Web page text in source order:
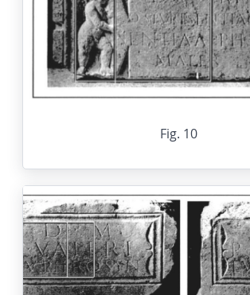
Fig. 10